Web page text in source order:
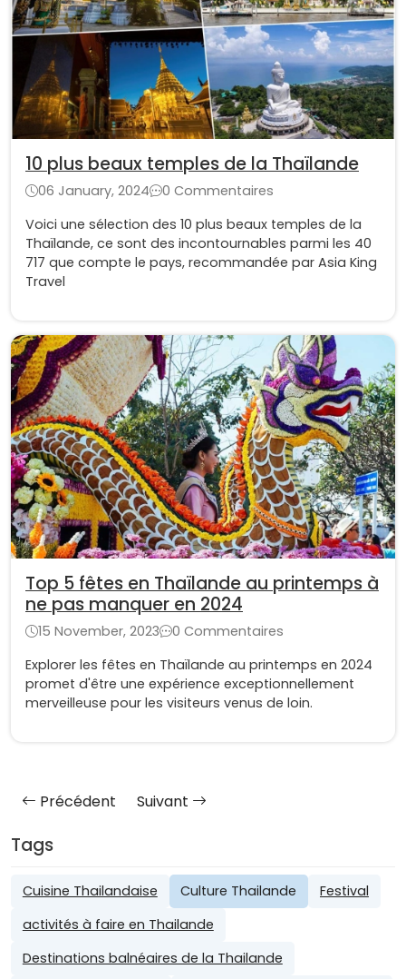
Tags
Cuisine Thailandaise Culture Thailande
Festival
activités à faire en Thailande
Destinations balnéaires de la Thailande
10 plus beaux temples de la Thaïlande
06 January, 2024
0 Commentaires
Voici une sélection des 10 plus beaux temples de la
Thaïlande, ce sont des incontournables parmi les 40
717 que compte le pays, recommandée par Asia King
Travel
Top 5 fêtes en Thaïlande au printemps à
ne pas manquer en 2024
15 November, 2023
0 Commentaires
Explorer les fêtes en Thaïlande au printemps en 2024
promet d'être une expérience exceptionnellement
merveilleuse pour les visiteurs venus de loin.
Précédent Suivant